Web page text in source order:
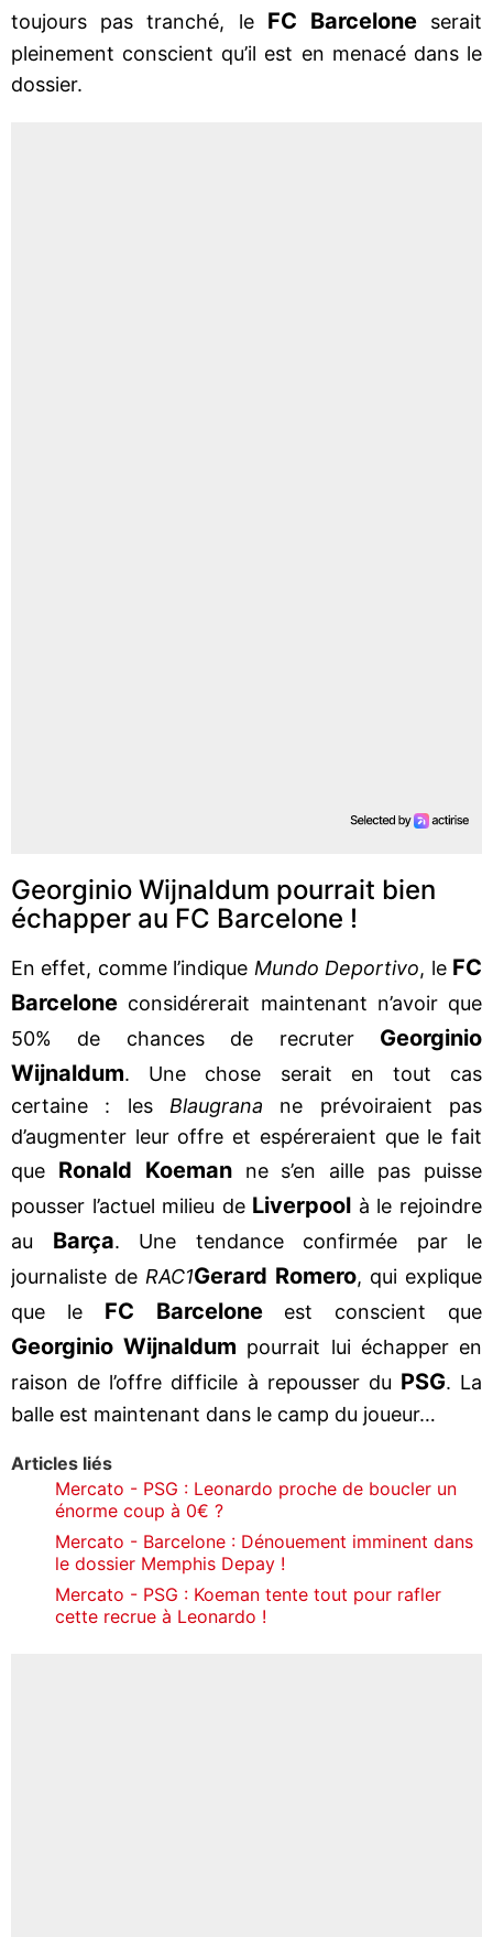
toujours pas tranché, le FC Barceloneserait
pleinement conscient qu’il est en menacé dans le
dossier.
Georginio Wijnaldum pourrait bien
échapper au FC Barcelone !
En effet, comme l’indique Mundo Deportivo, le FC
Barcelone considérerait maintenant n’avoir que
50% de chances de recruter Georginio
Wijnaldum. Une chose serait en tout cas
certaine : les Blaugrana ne prévoiraient pas
d’augmenter leur offre et espéreraient que le fait
que Ronald Koemanne s’en aille pas puisse
pousser l’actuel milieu de Liverpool à le rejoindre
au Barça. Une tendance confirmée par le
journaliste de RAC1Gerard Romero, qui explique
que le FC Barceloneest conscient que
Georginio Wijnaldum pourrait lui échapper en
raison de l’offre difficile à repousser du PSG. La
balle est maintenant dans le camp du joueur…
Articles liés
Mercato - PSG : Leonardo proche de boucler un
énorme coup à 0€ ?
Mercato - Barcelone : Dénouement imminent dans
le dossier Memphis Depay !
Mercato - PSG : Koeman tente tout pour rafler
cette recrue à Leonardo !